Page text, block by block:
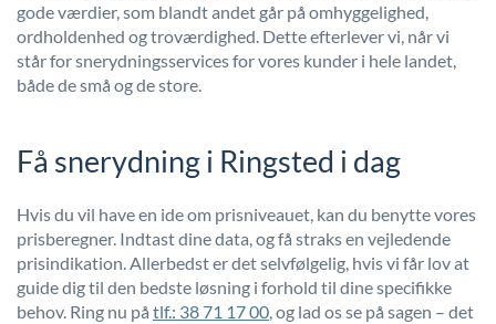
gode værdier, som blandt andet går på omhyggelighed,
ordholdenhed og troværdighed. Dette efterlever vi, når vi
står for snerydningsservices for vores kunder i hele landet,
både de små og de store.
Få snerydning i Ringsted i dag
Hvis du vil have en ide om prisniveauet, kan du benytte vores
prisberegner. Indtast dine data, og få straks en vejledende
prisindikation. Allerbedst er det selvfølgelig, hvis vi får lov at
guide dig til den bedste løsning i forhold til dine specifikke
behov. Ring nu på tlf.: 38 71 17 00, og lad os se på sagen – det